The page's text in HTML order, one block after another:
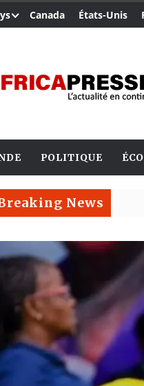
Canada États-Unis
POLITIQUE
News